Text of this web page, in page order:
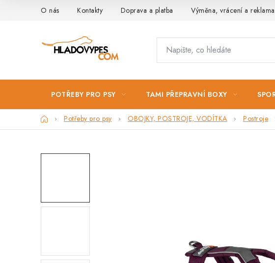
O nás Kontakty Doprava a platba Výměna, vrácení a
POTŘEBY PRO PSY TAMI PŘEPRAVNÍ BOXY
DomůPotřeby pro psy OBOJKY, POSTROJE, VODÍTKA Postroje